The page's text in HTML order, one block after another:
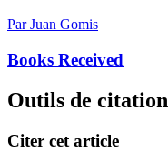
Par Juan Gomis
Books Received
Outils de citation
Citer cet article